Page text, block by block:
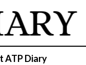
ATP Diary